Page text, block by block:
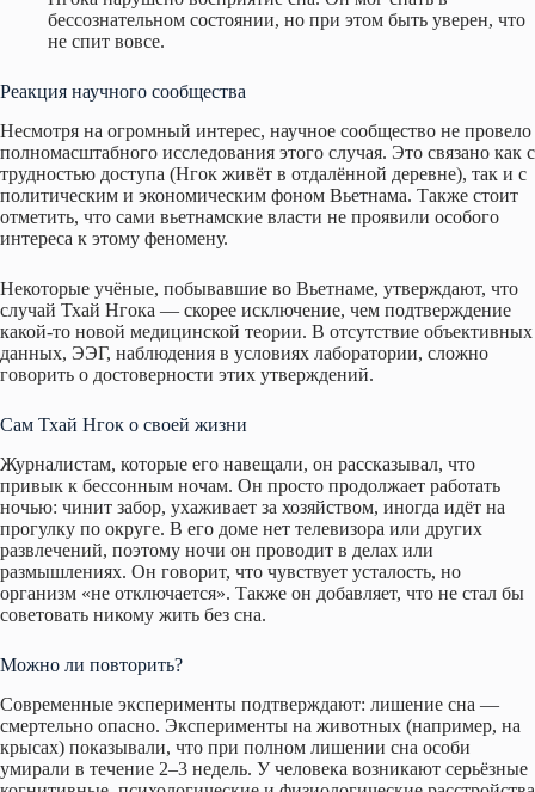
бессознательном состоянии, но при этом быть уверен, что
не спит вовсе.
Реакция научного сообщества
Несмотря на огромный интерес, научное сообщество не провело
полномасштабного исследования этого случая. Это связано как с
трудностью доступа (Нгок живёт в отдалённой деревне), так и с
политическим и экономическим фоном Вьетнама. Также стоит
отметить, что сами вьетнамские власти не проявили особого
интереса к этому феномену.
Некоторые учёные, побывавшие во Вьетнаме, утверждают, что
случай Тхай Нгока — скорее исключение, чем подтверждение
какой-то новой медицинской теории. В отсутствие объективных
данных, ЭЭГ, наблюдения в условиях лаборатории, сложно
говорить о достоверности этих утверждений.
Сам Тхай Нгок о своей жизни
Журналистам, которые его навещали, он рассказывал, что
привык к бессонным ночам. Он просто продолжает работать
ночью: чинит забор, ухаживает за хозяйством, иногда идёт на
прогулку по округе. В его доме нет телевизора или других
развлечений, поэтому ночи он проводит в делах или
размышлениях. Он говорит, что чувствует усталость, но
организм «не отключается». Также он добавляет, что не стал бы
советовать никому жить без сна.
Можно ли повторить?
Современные эксперименты подтверждают: лишение сна —
смертельно опасно. Эксперименты на животных (например, на
крысах) показывали, что при полном лишении сна особи
умирали в течение 2–3 недель. У человека возникают серьёзные